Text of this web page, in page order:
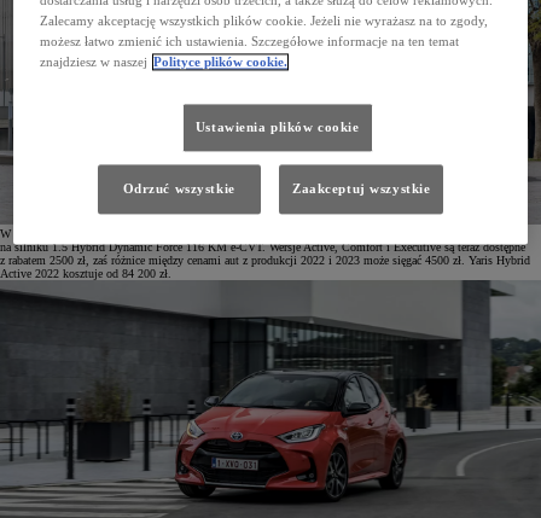
W przypadku Yarisa 2022 oferta wyprzedażowa obejmuje wyłącznie wersje z napędem hybrydowym opartym
na silniku 1.5 Hybrid Dynamic Force 116 KM e-CVT. Wersje Active, Comfort i Executive są teraz dostępne
z rabatem 2500 zł, zaś różnice między cenami aut z produkcji 2022 i 2023 może sięgać 4500 zł. Yaris Hybrid
Active 2022 kosztuje od 84 200 zł.
Zalecamy akceptację wszystkich plików cookie. Jeżeli nie wyrażasz na to zgody,
możesz łatwo zmienić ich ustawienia. Szczegółowe informacje na ten temat
znajdziesz w naszej Polityce plików cookie.
Ustawienia plików cookie
Odrzuć wszystkie Zaakceptuj wszystkie